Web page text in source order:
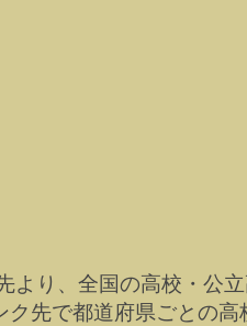
より、全国の高校・公
ク先で都道府県ごとの